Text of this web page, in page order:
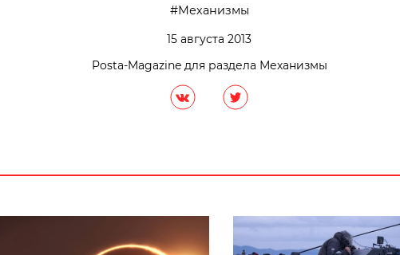
Механизмы
15 августа 2013
Posta-Magazine для раздела Механизмы